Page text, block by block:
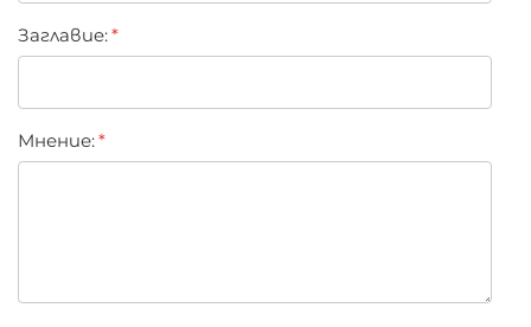
Заглавиe:
Мнение: